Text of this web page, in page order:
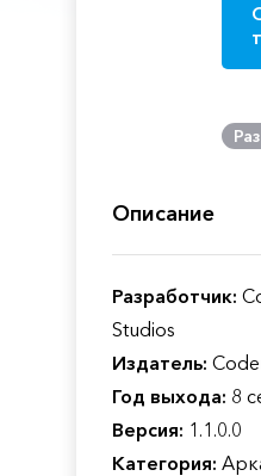
Описание
Разработчик:
Studios
Издатель:
Год выхода: 8
Версия: 1.1.0.0
Категория: